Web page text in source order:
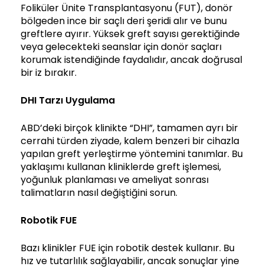
Foliküler Ünite Transplantasyonu (FUT), donör
bölgeden ince bir saçlı deri şeridi alır ve bunu
greftlere ayırır. Yüksek greft sayısı gerektiğinde
veya gelecekteki seanslar için donör saçları
korumak istendiğinde faydalıdır, ancak doğrusal
bir iz bırakır.
DHI Tarzı Uygulama
ABD’deki birçok klinikte “DHI”, tamamen ayrı bir
cerrahi türden ziyade, kalem benzeri bir cihazla
yapılan greft yerleştirme yöntemini tanımlar. Bu
yaklaşımı kullanan kliniklerde greft işlemesi,
yoğunluk planlaması ve ameliyat sonrası
talimatların nasıl değiştiğini sorun.
Robotik FUE
Bazı klinikler FUE için robotik destek kullanır. Bu
hız ve tutarlılık sağlayabilir, ancak sonuçlar yine